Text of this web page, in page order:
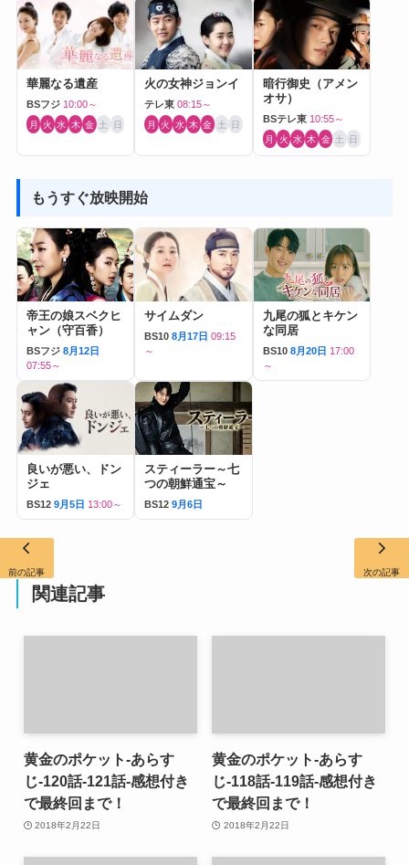
華麗なる遺産
BSフジ 10:00～
月 火 水 木 金 土 日
火の女神ジョンイ
テレ東 08:15～
月 火 水 木 金 土 日
暗行御史（アメン
オサ）
BSテレ東 10:55～
月 火 水 木 金 土 日
もうすぐ放映開始
帝王の娘スベクヒ
ャン（守百香）
BSフジ 8月12日
07:55～
サイムダン
BS10 8月17日 09:15
～
九尾の狐とキケン
な同居
BS10 8月20日 17:00
～
良いが悪い、ドン
ジェ
BS12 9月5日 13:00～
スティーラー～七
つの朝鮮通宝～
BS12 9月6日
関連記事
黄金のポケット-あらす
じ-120話-121話-感想付き
で最終回まで！
2018年2月22日
黄金のポケット-あらす
じ-118話-119話-感想付き
で最終回まで！
2018年2月22日
前の記事 次の記事